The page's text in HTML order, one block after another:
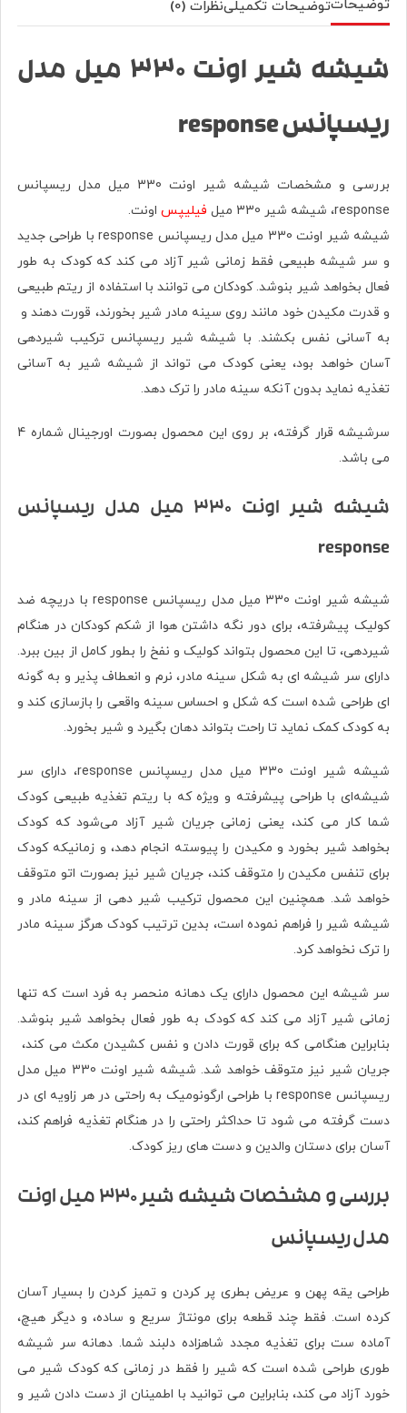
توضیحاتتوضیحات تکمیلینظرات (0)
شیشه شیر اونت 330 میل مدل
ریسپانس response
بررسی و مشخصات شیشه شیر اونت 330 میل مدل ریسپانس
response، شیشه شیر 330 میل
فیلیپس اونت.
شیشه شیر اونت 330 میل مدل ریسپانس response با طراحی جدید
و سر شیشه طبیعی فقط زمانی شیر آزاد می کند که کودک به طور
فعال بخواهد شیر بنوشد. کودکان می توانند با استفاده از ریتم طبیعی
و قدرت مکیدن خود مانند روی سینه مادر شیر بخورند، قورت دهند و
به آسانی نفس بکشند. با شیشه شیر ریسپانس ترکیب شیردهی
آسان خواهد بود، یعنی کودک می تواند از شیشه شیر به آسانی
تغذیه نماید بدون آنکه سینه مادر را ترک دهد.
سرشیشه قرار گرفته، بر روی این محصول بصورت اورجينال شماره 4
می باشد.
شیشه شیر اونت 330 میل مدل ریسپانس
response
شیشه شیر اونت 330 میل مدل ریسپانس response با دریچه ضد
کولیک پیشرفته، برای دور نگه داشتن هوا از شکم کودکان در هنگام
شیردهی، تا این محصول بتواند کولیک و نفخ را بطور کامل از بین ببرد.
دارای سر شیشه ای به شکل سینه مادر، نرم و انعطاف پذیر و به گونه
ای طراحی شده است که شکل و احساس سینه واقعی را بازسازی کند و
به کودک کمک نماید تا راحت بتواند دهان بگیرد و شیر بخورد.
شیشه شیر اونت 330 میل مدل ریسپانس response، دارای سر
شیشه‌ای با طراحی پیشرفته و ویژه که با ریتم تغذیه طبیعی کودک
شما کار می کند، یعنی زمانی جریان شیر آزاد می‌شود که کودک
بخواهد شیر بخورد و مکیدن را پیوسته انجام دهد، و زمانیکه کودک
برای تنفس مکیدن را متوقف کند، جریان شیر نیز بصورت اتو متوقف
خواهد شد. همچنین این محصول ترکیب شیر دهی از سینه مادر و
شیشه شیر را فراهم نموده است، بدین ترتیب کودک هرگز سینه مادر
را ترک نخواهد کرد.
سر شیشه این محصول دارای یک دهانه منحصر به فرد است که تنها
زمانی شیر آزاد می کند که کودک به طور فعال بخواهد شیر بنوشد.
بنابراین هنگامی که برای قورت دادن و نفس کشیدن مکث می کند،
جریان شیر نیز متوقف خواهد شد. شیشه شیر اونت 330 میل مدل
ریسپانس response با طراحی ارگونومیک به راحتی در هر زاویه ای در
دست گرفته می شود تا حداکثر راحتی را در هنگام تغذیه فراهم کند،
آسان برای دستان والدین و دست های ریز کودک.
بررسی و مشخصات شیشه شیر 330 میل اونت
مدل ریسپانس
طراحی یقه پهن و عریض بطری پر کردن و تمیز کردن را بسیار آسان
کرده است. فقط چند قطعه برای مونتاژ سریع و ساده، و دیگر هیچ،
آماده ست برای تغذیه مجدد شاهزاده دلبند شما. دهانه سر شیشه
طوری طراحی شده است که شیر را فقط در زمانی که کودک شیر می
خورد آزاد می کند، بنابراین می توانید با اطمینان از دست دادن شیر و